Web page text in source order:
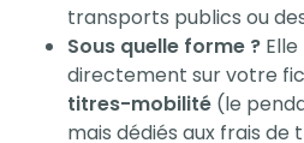
transports publics ou
Sous quelle forme ?
directement sur votre
titres-mobilité (le
mais dédiés aux frais de